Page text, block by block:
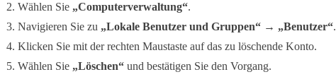
Wählen Sie „Computerverwaltung“.
Navigieren Sie zu „Lokale Benutzer und Gruppen“ → „Benutzer“.
Klicken Sie mit der rechten Maustaste auf das zu löschende Konto.
Wählen Sie „Löschen“ und bestätigen Sie den Vorgang.